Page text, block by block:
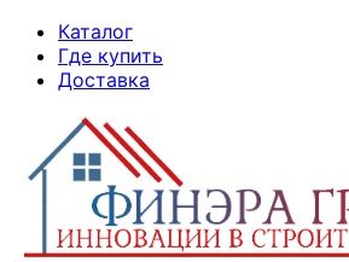
Skip
Content
Каталог
Где купить
Доставка